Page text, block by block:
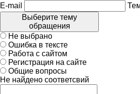
E-mail
Выберите тему
обращения
Не выбрано
Ошибка в тексте
Работа с сайтом
Регистрация на сайте
Общие вопросы
Не найдено соответсвий